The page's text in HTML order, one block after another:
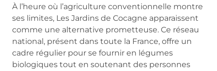
À l’heure où l’agriculture conventionnelle montre
ses limites, Les Jardins de Cocagne apparaissent
comme une alternative prometteuse. Ce réseau
national, présent dans toute la France, offre un
cadre régulier pour se fournir en légumes
biologiques tout en soutenant des personnes